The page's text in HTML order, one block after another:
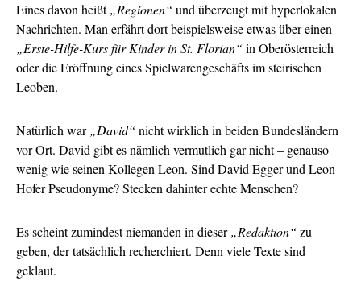
Eines davon heißt„Regionen“ und überzeugt mit hyperlokalen
Nachrichten. Man erfährt dort beispielsweise etwas über einen
„Erste-Hilfe-Kurs für Kinder in St. Florian“ in Oberösterreich
oder die Eröffnung eines Spielwarengeschäfts im steirischen
Leoben.
Natürlich war„David“ nicht wirklich in beiden Bundesländern
vor Ort. David gibt es nämlich vermutlich gar nicht – genauso
wenig wie seinen Kollegen Leon. Sind David Egger und Leon
Hofer Pseudonyme? Stecken dahinter echte Menschen?
Es scheint zumindest niemanden in dieser„Redaktion“ zu
geben, der tatsächlich recherchiert. Denn viele Texte sind
geklaut.